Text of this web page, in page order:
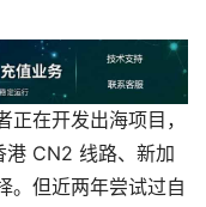
在开发出海项目，
CN2 线路、新加
。但近两年尝试过自